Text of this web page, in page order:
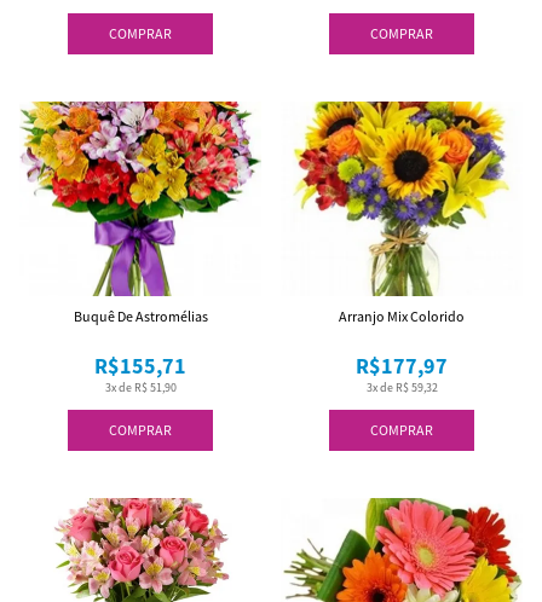
COMPRAR COMPRAR
COMPRAR
3x de R$ 51,90
R$155,71
Buquê De Astromélias
COMPRAR
3x de R$ 59,32
R$177,97
Arranjo Mix Colorido